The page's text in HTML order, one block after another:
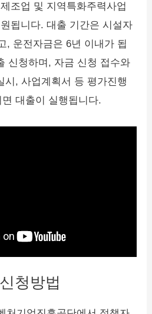
조업 및 지역특화주력사업
됩니다. 대출 기간은 시설자
, 운전자금은 6년 이내가 됩
신청하며, 자금 신청 접수와
시, 사업계획서 등 평가진행
대출이 실행됩니다.
청방법